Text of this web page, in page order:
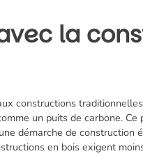
la
constructions
un puits de carbone. Ce
démarche de construction
en bois exigent